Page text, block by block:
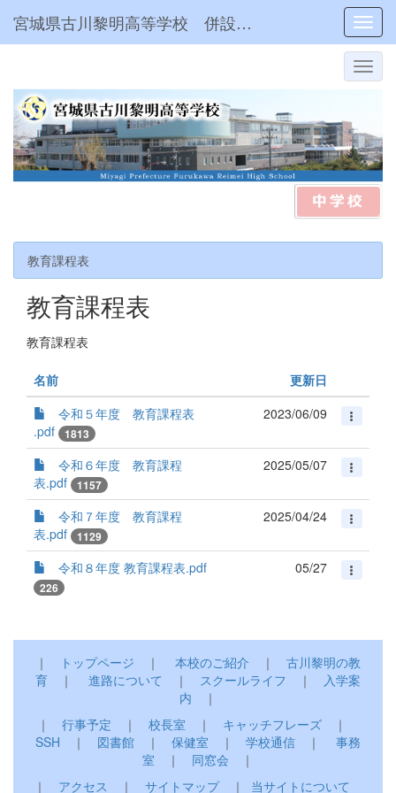
宮城県古川黎明高等学校 併設型中高一貫
教育課程表
教育課程表
教育課程表
名前
更新日
令和５年度 教育課程表
.pdf
1813
2023/06/09
令和６年度 教育課程
表.pdf
1157
2025/05/07
令和７年度 教育課程
表.pdf
1129
2025/04/24
令和８年度 教育課程表.pdf
226
05/27
｜ トップページ ｜ 本校のご紹介 ｜ 古川黎明の教
育 ｜ 進路について ｜ スクールライフ ｜ 入学案
内 ｜
｜ 行事予定 ｜ 校長室 ｜ キャッチフレーズ ｜
SSH ｜ 図書館 ｜ 保健室 ｜ 学校通信 ｜ 事務
室 ｜ 同窓会 ｜
｜ アクセス ｜ サイトマップ｜ 当サイトについて